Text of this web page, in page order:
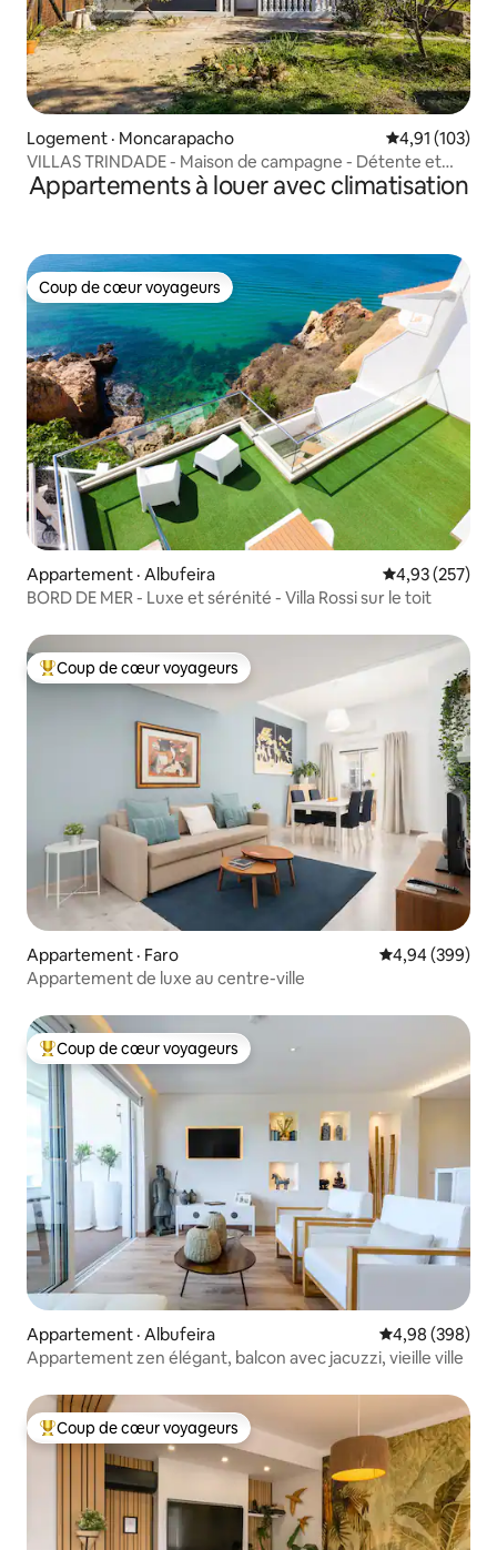
Logement · Moncarapacho Note
4,91 (103)
VILLAS TRINDADE - Maison de campagne - Détente et
détente
Appartements à louer avec climatisation
Coup de cœur voyageurs
Coup de cœur voyageurs
Appartement · Albufeira Note
4,93 (257)
BORD DE MER - Luxe et sérénité - Villa Rossi sur le toit
Coup de cœur voyageurs parmi les plus aimés
Coup de cœur voyageurs
Appartement · Faro Note
4,94 (399)
Appartement de luxe au centre-ville
Coup de cœur voyageurs parmi les plus aimés
Coup de cœur voyageurs
Appartement · Albufeira Note
4,98 (398)
Appartement zen élégant, balcon avec jacuzzi, vieille ville
Coup de cœur voyageurs parmi les plus aimés
Coup de cœur voyageurs